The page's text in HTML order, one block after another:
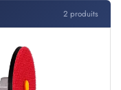
2 produits